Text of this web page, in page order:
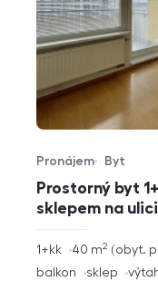
Prostorný byt
sklepem na
Typ nabídky
Pronájem
Typ nemovitosti
Byt
rozměry
1+kk obyt.
40 m2
funkce
balkon sklep